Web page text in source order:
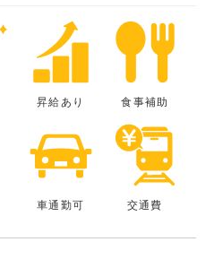
昇給あり 食事補助
車通勤可 交通費